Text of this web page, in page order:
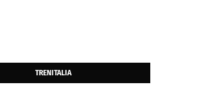
TRENITALIA